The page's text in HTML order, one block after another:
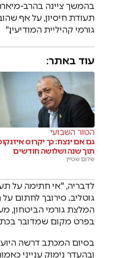
תעודת חיסיון, על אף
גורמי קהיליית המודיעין."
עוד באתר:
הטור השבועי
גם אם ינצח: כך יקרוס
תוך שנה ושלושה חודשים
שלום שטיין
לדבריה, "אי חתימה על
גוטליב. סירובך לחתום
המלצת גורמי הביטחון,
בפרט מקום שמדובר
בסיום המכתב דרשה
ובהעדר נימוק ענייני